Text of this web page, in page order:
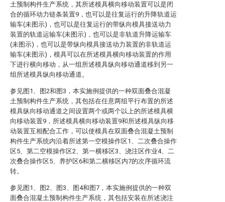
土预制构件生产系统，其所述模具横向移动装置可以是闭
合的循环动力链条装置9，也可以是往复运行的升降轨道运
输车(未图示)，也可以是往复运行的带纵向模具接送动力
装置的轨道运输车(未图示)，也可以是非轨道升降运输车
(未图示)，也可以是带纵向模具接送动力装置的非轨道运
输车(未图示)，模具可以在所述模具横向移动装置的作用
下进行横向移动，从一组所述模具纵向移动通道移到另一
组所述模具纵向移动通道。
参见图1、图2和图3，本实施例提供的一种双面叠合混凝
土预制构件生产系统，其包括在任意两组平行布置的所述
模具纵向移动通道之间设置两个或两个以上的所述模具横
向移动装置9，所述模具横向移动装置9和所述模具纵向移
动装置互相配合工作，可以使模具在双面叠合混凝土预制
构件生产系统内沿着所述第一空模操作区1、二次叠合操作
区5、第二空模操作区2、第一横移区3、浇注区作业4、二
次叠合操作区5、养护区6和第二横移区内7的次序循环流
转。
参见图1、图2、图3、图4和图7，本实施例提供的一种双
面叠合混凝土预制构件生产系统，其包括安装在所述浇注